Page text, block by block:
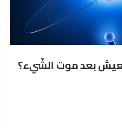
بعد موت الشّيء؟